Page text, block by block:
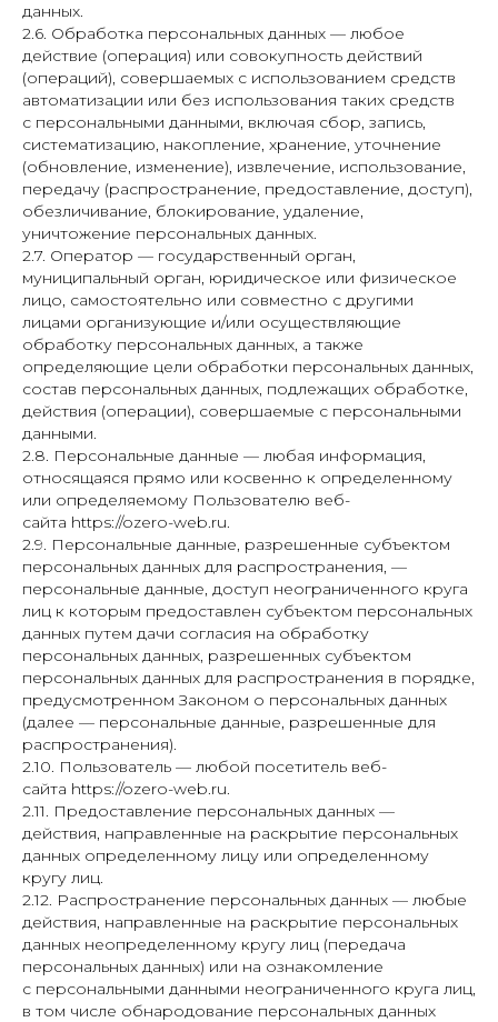
данных.
2.6. Обработка персональных данных — любое
действие (операция) или совокупность действий
(операций), совершаемых с использованием средств
автоматизации или без использования таких средств
с персональными данными, включая сбор, запись,
систематизацию, накопление, хранение, уточнение
(обновление, изменение), извлечение, использование,
передачу (распространение, предоставление, доступ),
обезличивание, блокирование, удаление,
уничтожение персональных данных.
2.7. Оператор — государственный орган,
муниципальный орган, юридическое или физическое
лицо, самостоятельно или совместно с другими
лицами организующие и/или осуществляющие
обработку персональных данных, а также
определяющие цели обработки персональных данных,
состав персональных данных, подлежащих обработке,
действия (операции), совершаемые с персональными
данными.
2.8. Персональные данные — любая информация,
относящаяся прямо или косвенно к определенному
или определяемому Пользователю веб-
сайта https://ozero-web.ru.
2.9. Персональные данные, разрешенные субъектом
персональных данных для распространения, —
персональные данные, доступ неограниченного круга
лиц к которым предоставлен субъектом персональных
данных путем дачи согласия на обработку
персональных данных, разрешенных субъектом
персональных данных для распространения в порядке,
предусмотренном Законом о персональных данных
(далее — персональные данные, разрешенные для
распространения).
2.10. Пользователь — любой посетитель веб-
сайта https://ozero-web.ru.
2.11. Предоставление персональных данных —
действия, направленные на раскрытие персональных
данных определенному лицу или определенному
кругу лиц.
2.12. Распространение персональных данных — любые
действия, направленные на раскрытие персональных
данных неопределенному кругу лиц (передача
персональных данных) или на ознакомление
с персональными данными неограниченного круга лиц,
в том числе обнародование персональных данных